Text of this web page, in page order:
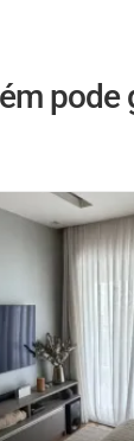
pode